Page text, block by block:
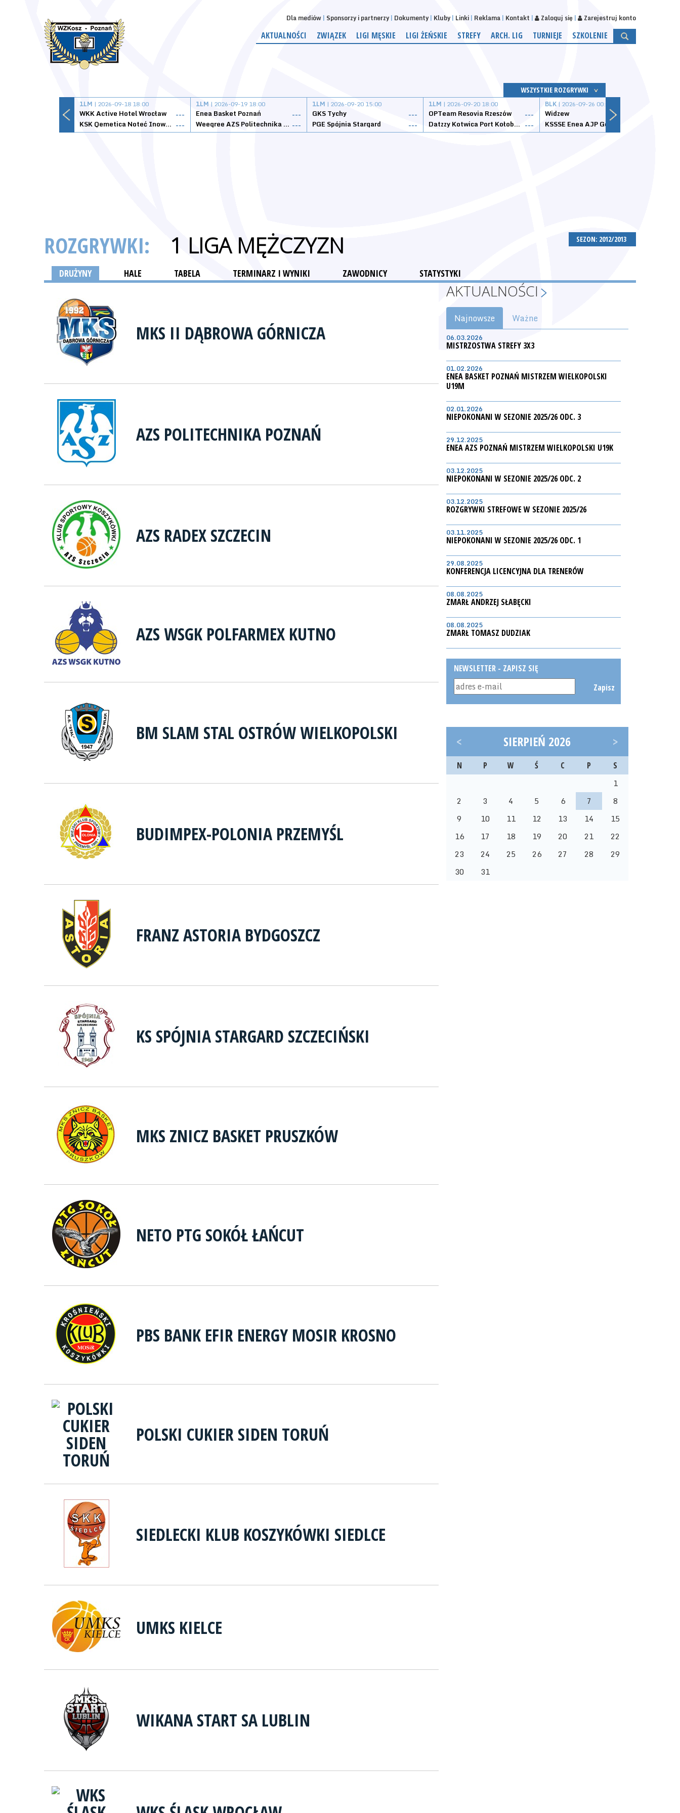
Dla mediów Sponsorzy i partnerzy Dokumenty Kluby Linki Reklama Kontakt Zaloguj się Zarejestruj konto
AKTUALNOŚCI ZWIĄZEK LIGI MĘSKIE LIGI ŻEŃSKIE STREFY ARCH. LIG TURNIEJE SZKOLENIE
WSZYSTKIE ROZGRYWKI
1LM | 2026-09-18 18:00
WKK Active Hotel Wrocław
---
KSK Qemetica Noteć Inowrocław ---
1LM | 2026-09-19 18:00
Enea Basket Poznań
---
Weegree AZS Politechnika Opolska ---
1LM | 2026-09-20 15:00
GKS Tychy
---
PGE Spójnia Stargard
---
1LM | 2026-09-20 18:00
OPTeam Resovia Rzeszów
---
Datzzy Kotwica Port Kołobrzeg ---
BLK | 2026-09-26 00:00
Widzew
SEZON: 2012/2013
ROZGRYWKI: 1 LIGA MĘŻCZYZN
DRUŻYNY HALE TABELA TERMINARZ I WYNIKI ZAWODNICY STATYSTYKI
MKS II DĄBROWA GÓRNICZA
AZS POLITECHNIKA POZNAŃ
AZS RADEX SZCZECIN
AZS WSGK POLFARMEX KUTNO
BM SLAM STAL OSTRÓW WIELKOPOLSKI
BUDIMPEX-POLONIA PRZEMYŚL
FRANZ ASTORIA BYDGOSZCZ
KS SPÓJNIA STARGARD SZCZECIŃSKI
MKS ZNICZ BASKET PRUSZKÓW
NETO PTG SOKÓŁ ŁAŃCUT
PBS BANK EFIR ENERGY MOSIR KROSNO
POLSKI CUKIER SIDEN TORUŃ
SIEDLECKI KLUB KOSZYKÓWKI SIEDLCE
UMKS KIELCE
WIKANA START SA LUBLIN
AKTUALNOŚCI
Najnowsze Ważne
06.03.2026
MISTRZOSTWA STREFY 3X3
01.02.2026
ENEA BASKET POZNAŃ MISTRZEM WIELKOPOLSKI
U19M
02.01.2026
NIEPOKONANI W SEZONIE 2025/26 ODC. 3
29.12.2025
ENEA AZS POZNAŃ MISTRZEM WIELKOPOLSKI U19K
03.12.2025
NIEPOKONANI W SEZONIE 2025/26 ODC. 2
03.12.2025
ROZGRYWKI STREFOWE W SEZONIE 2025/26
03.11.2025
NIEPOKONANI W SEZONIE 2025/26 ODC. 1
29.08.2025
KONFERENCJA LICENCYJNA DLA TRENERÓW
08.08.2025
ZMARŁ ANDRZEJ SŁABĘCKI
08.08.2025
ZMARŁ TOMASZ DUDZIAK
NEWSLETTER - ZAPISZ SIĘ
Zapisz
< SIERPIEŃ 2026 >
N P W Ś C P S
1
2
3 4 5 6 7
8
9
10 11 12 13 14
15
16
17 18 19 20 21
22
23
24 25 26 27 28
29
30
31